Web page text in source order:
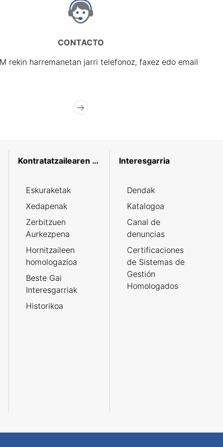
CONTACTO
rekin harremanetan jarri telefonoz, faxez edo email
Kontratatzailearen profila
Eskuraketak
Xedapenak
Zerbitzuen
Aurkezpena
Hornitzaileen
homologazioa
Beste Gai
Interesgarriak
Historikoa
Interesgarria
Dendak
Katalogoa
Canal de
denuncias
Certificaciones
de Sistemas de
Gestión
Homologados